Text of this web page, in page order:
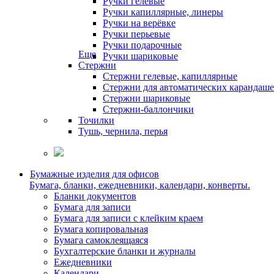
Ручки капиллярные, линеры
Ручки на верёвке
Ручки перьевые
Ручки подарочные
Ручки шариковые
Еще
Стержни
Стержни гелевые, капиллярные
Стержни для автоматических
Стержни шариковые
Стержни-баллончики
Точилки
Тушь, чернила, перья
Бумажные изделия для офисов
Бумага, бланки, ежедневники, календари, конверты.
Бланки документов
Бумага для записи
Бумага для записи с клейким краем
Бумага копировальная
Бумага самоклеящаяся
Бухгалтерские бланки и журналы
Ежедневники